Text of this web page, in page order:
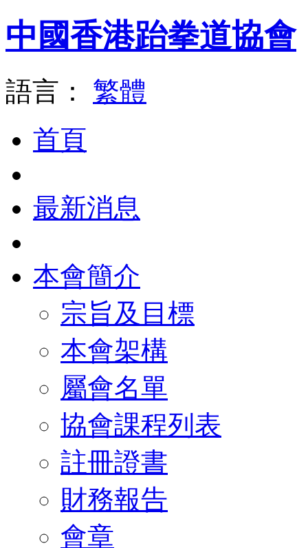
中國香港跆拳道協會
語言： 繁體
首頁
最新消息
本會簡介
宗旨及目標
本會架構
屬會名單
協會課程列表
註冊證書
財務報告
會章